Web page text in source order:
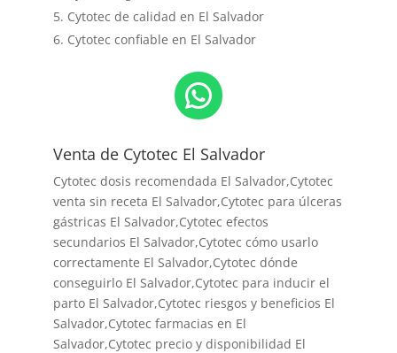
Cytotec de calidad en El Salvador
Cytotec confiable en El Salvador
Venta de Cytotec El Salvador
Cytotec dosis recomendada El Salvador,Cytotec
venta sin receta El Salvador,Cytotec para úlceras
gástricas El Salvador,Cytotec efectos
secundarios El Salvador,Cytotec cómo usarlo
correctamente El Salvador,Cytotec dónde
conseguirlo El Salvador,Cytotec para inducir el
parto El Salvador,Cytotec riesgos y beneficios El
Salvador,Cytotec farmacias en El
Salvador,Cytotec precio y disponibilidad El